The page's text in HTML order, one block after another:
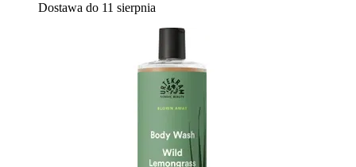
Dostawa do 11 sierpnia